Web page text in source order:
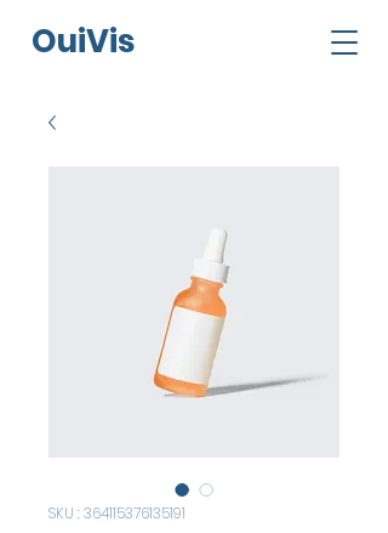
OuiVis
SKU : 364115376135191